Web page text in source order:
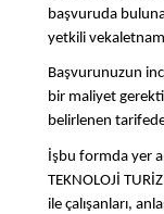
başvuruda
yetkili
Başvurunuzun
bir maliyet
belirlenen
İşbu formda yer
TEKNOLOJİ
ile çalışanları,